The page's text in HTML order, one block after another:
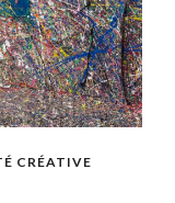
CRÉATIVE